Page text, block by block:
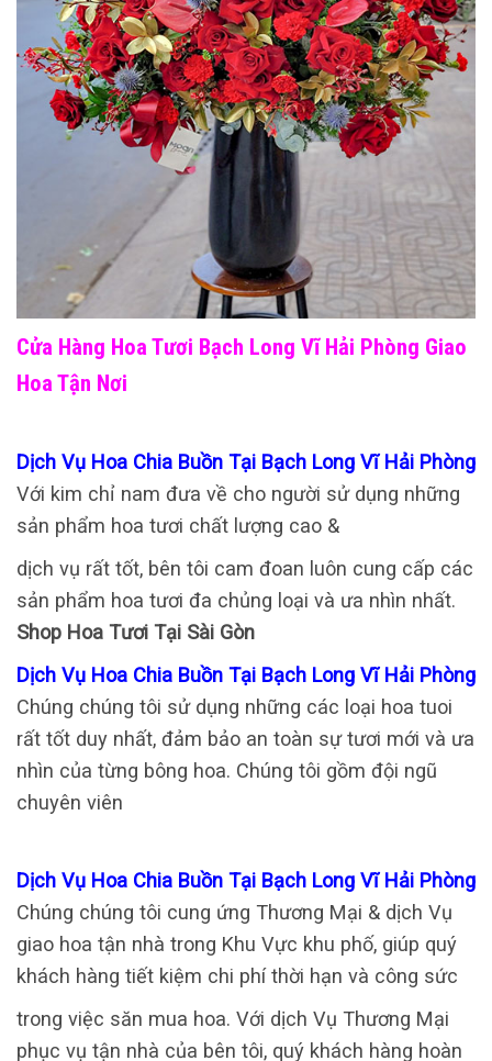
Cửa Hàng Hoa Tươi Bạch Long Vĩ Hải Phòng Giao
Hoa Tận Nơi
Dịch Vụ Hoa Chia Buồn Tại Bạch Long Vĩ Hải Phòng
Với kim chỉ nam đưa về cho người sử dụng những
sản phẩm hoa tươi chất lượng cao &
dịch vụ rất tốt, bên tôi cam đoan luôn cung cấp các
sản phẩm hoa tươi đa chủng loại và ưa nhìn nhất.
Shop Hoa Tươi Tại Sài Gòn
Dịch Vụ Hoa Chia Buồn Tại Bạch Long Vĩ Hải Phòng
Chúng chúng tôi sử dụng những các loại hoa tuoi
rất tốt duy nhất, đảm bảo an toàn sự tươi mới và ưa
nhìn của từng bông hoa. Chúng tôi gồm đội ngũ
chuyên viên
Dịch Vụ Hoa Chia Buồn Tại Bạch Long Vĩ Hải Phòng
Chúng chúng tôi cung ứng Thương Mại & dịch Vụ
giao hoa tận nhà trong Khu Vực khu phố, giúp quý
khách hàng tiết kiệm chi phí thời hạn và công sức
trong việc săn mua hoa. Với dịch Vụ Thương Mại
phục vụ tận nhà của bên tôi, quý khách hàng hoàn